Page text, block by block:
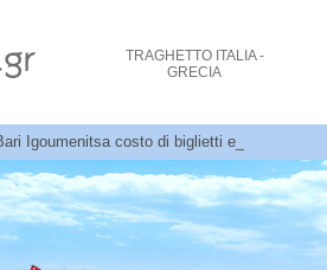
TRAGHETTO ITALIA -
GRECIA
Igoumenitsa costo di biglietti e prenotazioni